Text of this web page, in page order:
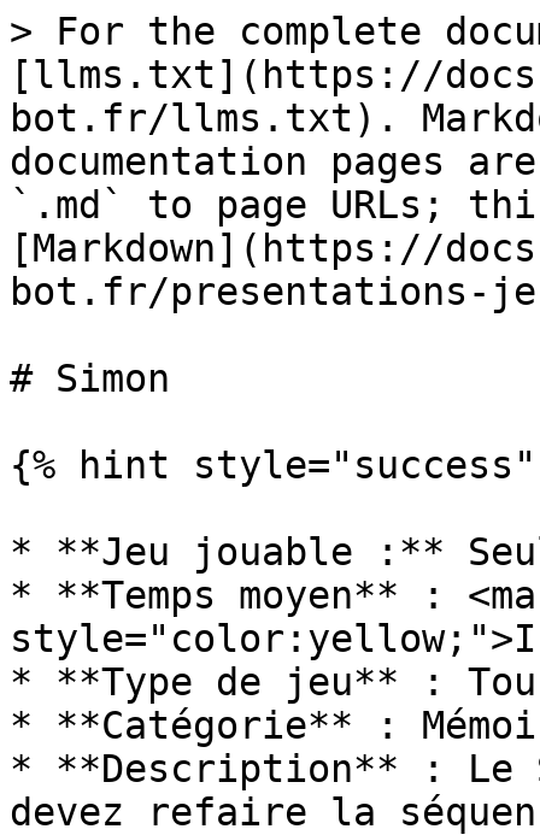
> For the complete
[llms.txt](https://
bot.fr/llms.txt).
documentation pages
`.md` to page URLs;
[Markdown](https://
bot.fr/presentations-
# Simon
{% hint style="success"
* **Jeu jouable :**
* **Temps moyen** :
* **Type de jeu** :
* **Catégorie** :
* **Description** : Le
devez refaire la